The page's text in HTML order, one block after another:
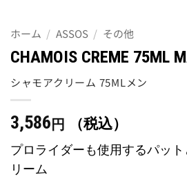
ホーム / ASSOS / その他
CHAMOIS CREME 75ML
シャモアクリーム 75MLメン
3,586 円 （税込）
プロライダーも使用するパッ
リーム